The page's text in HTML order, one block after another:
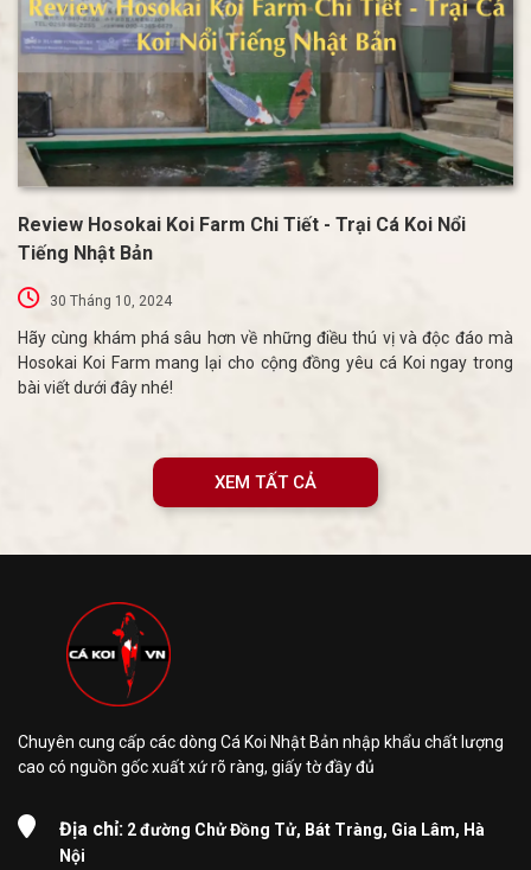
Review Hosokai Koi Farm Chi Tiết - Trại Cá Koi Nổi
Tiếng Nhật Bản
30 Tháng 10, 2024
Hãy cùng khám phá sâu hơn về những điều thú vị và độc đáo mà
Hosokai Koi Farm mang lại cho cộng đồng yêu cá Koi ngay trong
bài viết dưới đây nhé!
XEM TẤT CẢ
Chuyên cung cấp các dòng Cá Koi Nhật Bản nhập khẩu chất lượng
cao có nguồn gốc xuất xứ rõ ràng, giấy tờ đầy đủ
Địa chỉ: 2 đường Chử Đồng Tử, Bát Tràng, Gia Lâm, Hà
Nội